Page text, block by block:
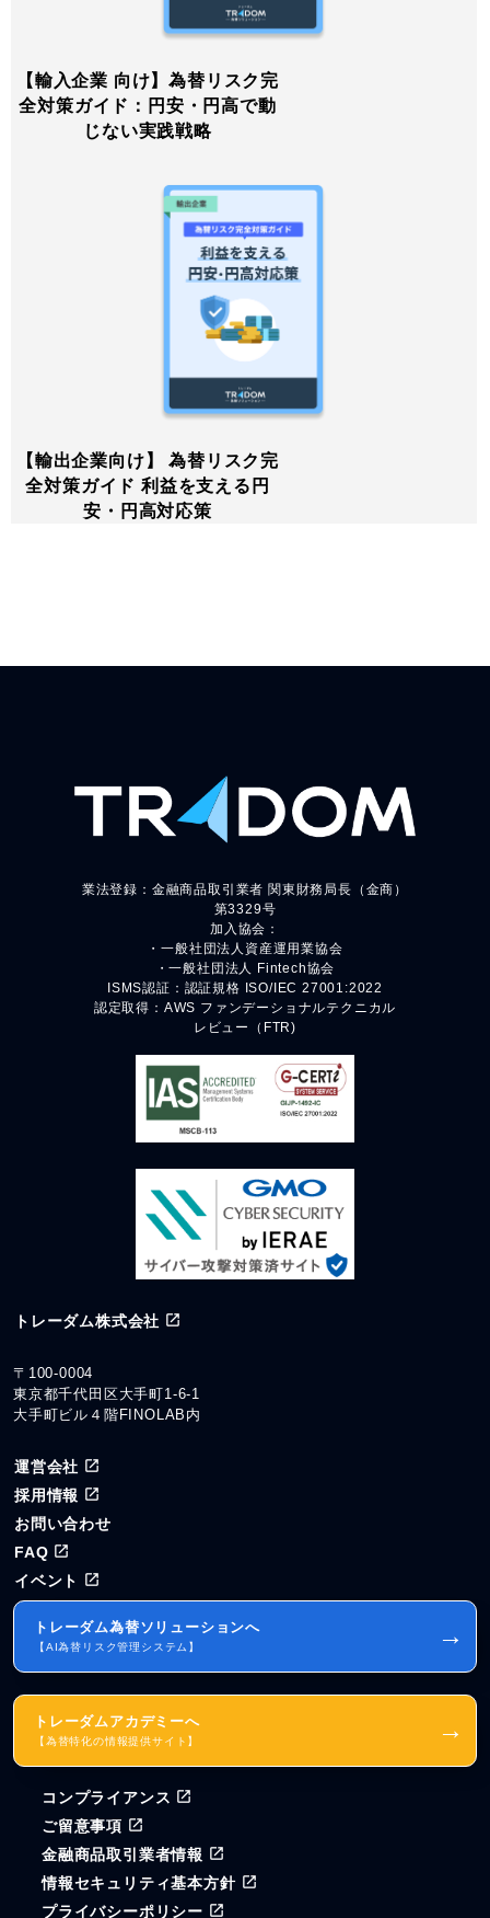
【輸入企業 向け】為替リスク完
全対策ガイド：円安・円高で動
じない実践戦略
【輸出企業向け】 為替リスク完
全対策ガイド 利益を支える円
安・円高対応策
業法登録：金融商品取引業者 関東財務局長（金商）
第3329号
加入協会：
・一般社団法人資産運用業協会
・一般社団法人 Fintech協会
ISMS認証：認証規格 ISO/IEC 27001:2022
認定取得：AWS ファンデーショナルテクニカル
レビュー（FTR)
トレーダム株式会社
〒100-0004
東京都千代田区大手町1-6-1
大手町ビル４階FINOLAB内
運営会社
採用情報
お問い合わせ
FAQ
イベント
トレーダム為替ソリューションへ
【AI為替リスク管理システム】 →
トレーダムアカデミーへ
【為替特化の情報提供サイト】 →
コンプライアンス
ご留意事項
金融商品取引業者情報
情報セキュリティ基本方針
プライバシーポリシー